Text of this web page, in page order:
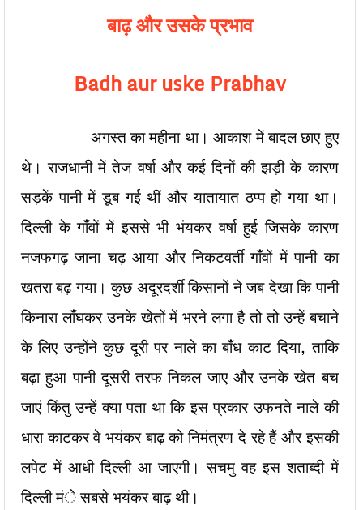
बाढ़ और उसके प्रभाव
Badh aur uske Prabhav
अगस्त का महीना था। आकाश में बादल छाए हुए
थे। राजधानी में तेज वर्षा और कई दिनों की झड़ी के कारण
सड़कें पानी में डूब गई थीं और यातायात ठप्प हो गया था।
दिल्ली के गाँवों में इससे भी भंयकर वर्षा हुई जिसके कारण
नजफगढ़ जाना चढ़ आया और निकटवर्ती गाँवों में पानी का
खतरा बढ़ गया। कुछ अदूरदर्शी किसानों ने जब देखा कि पानी
किनारा लाँघकर उनके खेतों में भरने लगा है तो तो उन्हें बचाने
के लिए उन्होंने कुछ दूरी पर नाले का बाँध काट दिया, ताकि
बढ़ा हुआ पानी दूसरी तरफ निकल जाए और उनके खेत बच
जाएं किंतु उन्हें क्या पता था कि इस प्रकार उफनते नाले की
धारा काटकर वे भयंकर बाढ़ को निमंत्रण दे रहे हैं और इसकी
लपेट में आधी दिल्ली आ जाएगी। सचमु वह इस शताब्दी में
दिल्ली मंे सबसे भयंकर बाढ़ थी।